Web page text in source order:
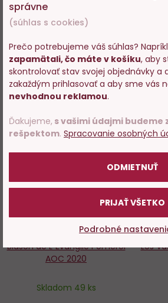
12,45 €
− +
DO KOŠÍKA
Blason de L´Evangile Pomerol
AOC 2020
Skladom 49 ks
Los
správne
(súhlas s cookies)
Prečo potrebujeme váš súhlas?
zapamätali, čo máte v košíku, aby
skontrolovať stav svojej objednávky a
zakaždým prihlasovať a aby sme vás
nevhodnou reklamou.
Ďakujeme, s vašimi údajmi budeme
rešpektom. Spracovanie osobných
ODMIETNUŤ
PRIJAŤ VŠETKO
Podrobné
Vstupujete na
predajom
potvrďte, že Vám už